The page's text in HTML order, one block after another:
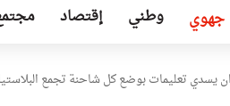
جهوي وطني إقتصاد
يسدي تعليمات بوضع كل شاحنة تجمع